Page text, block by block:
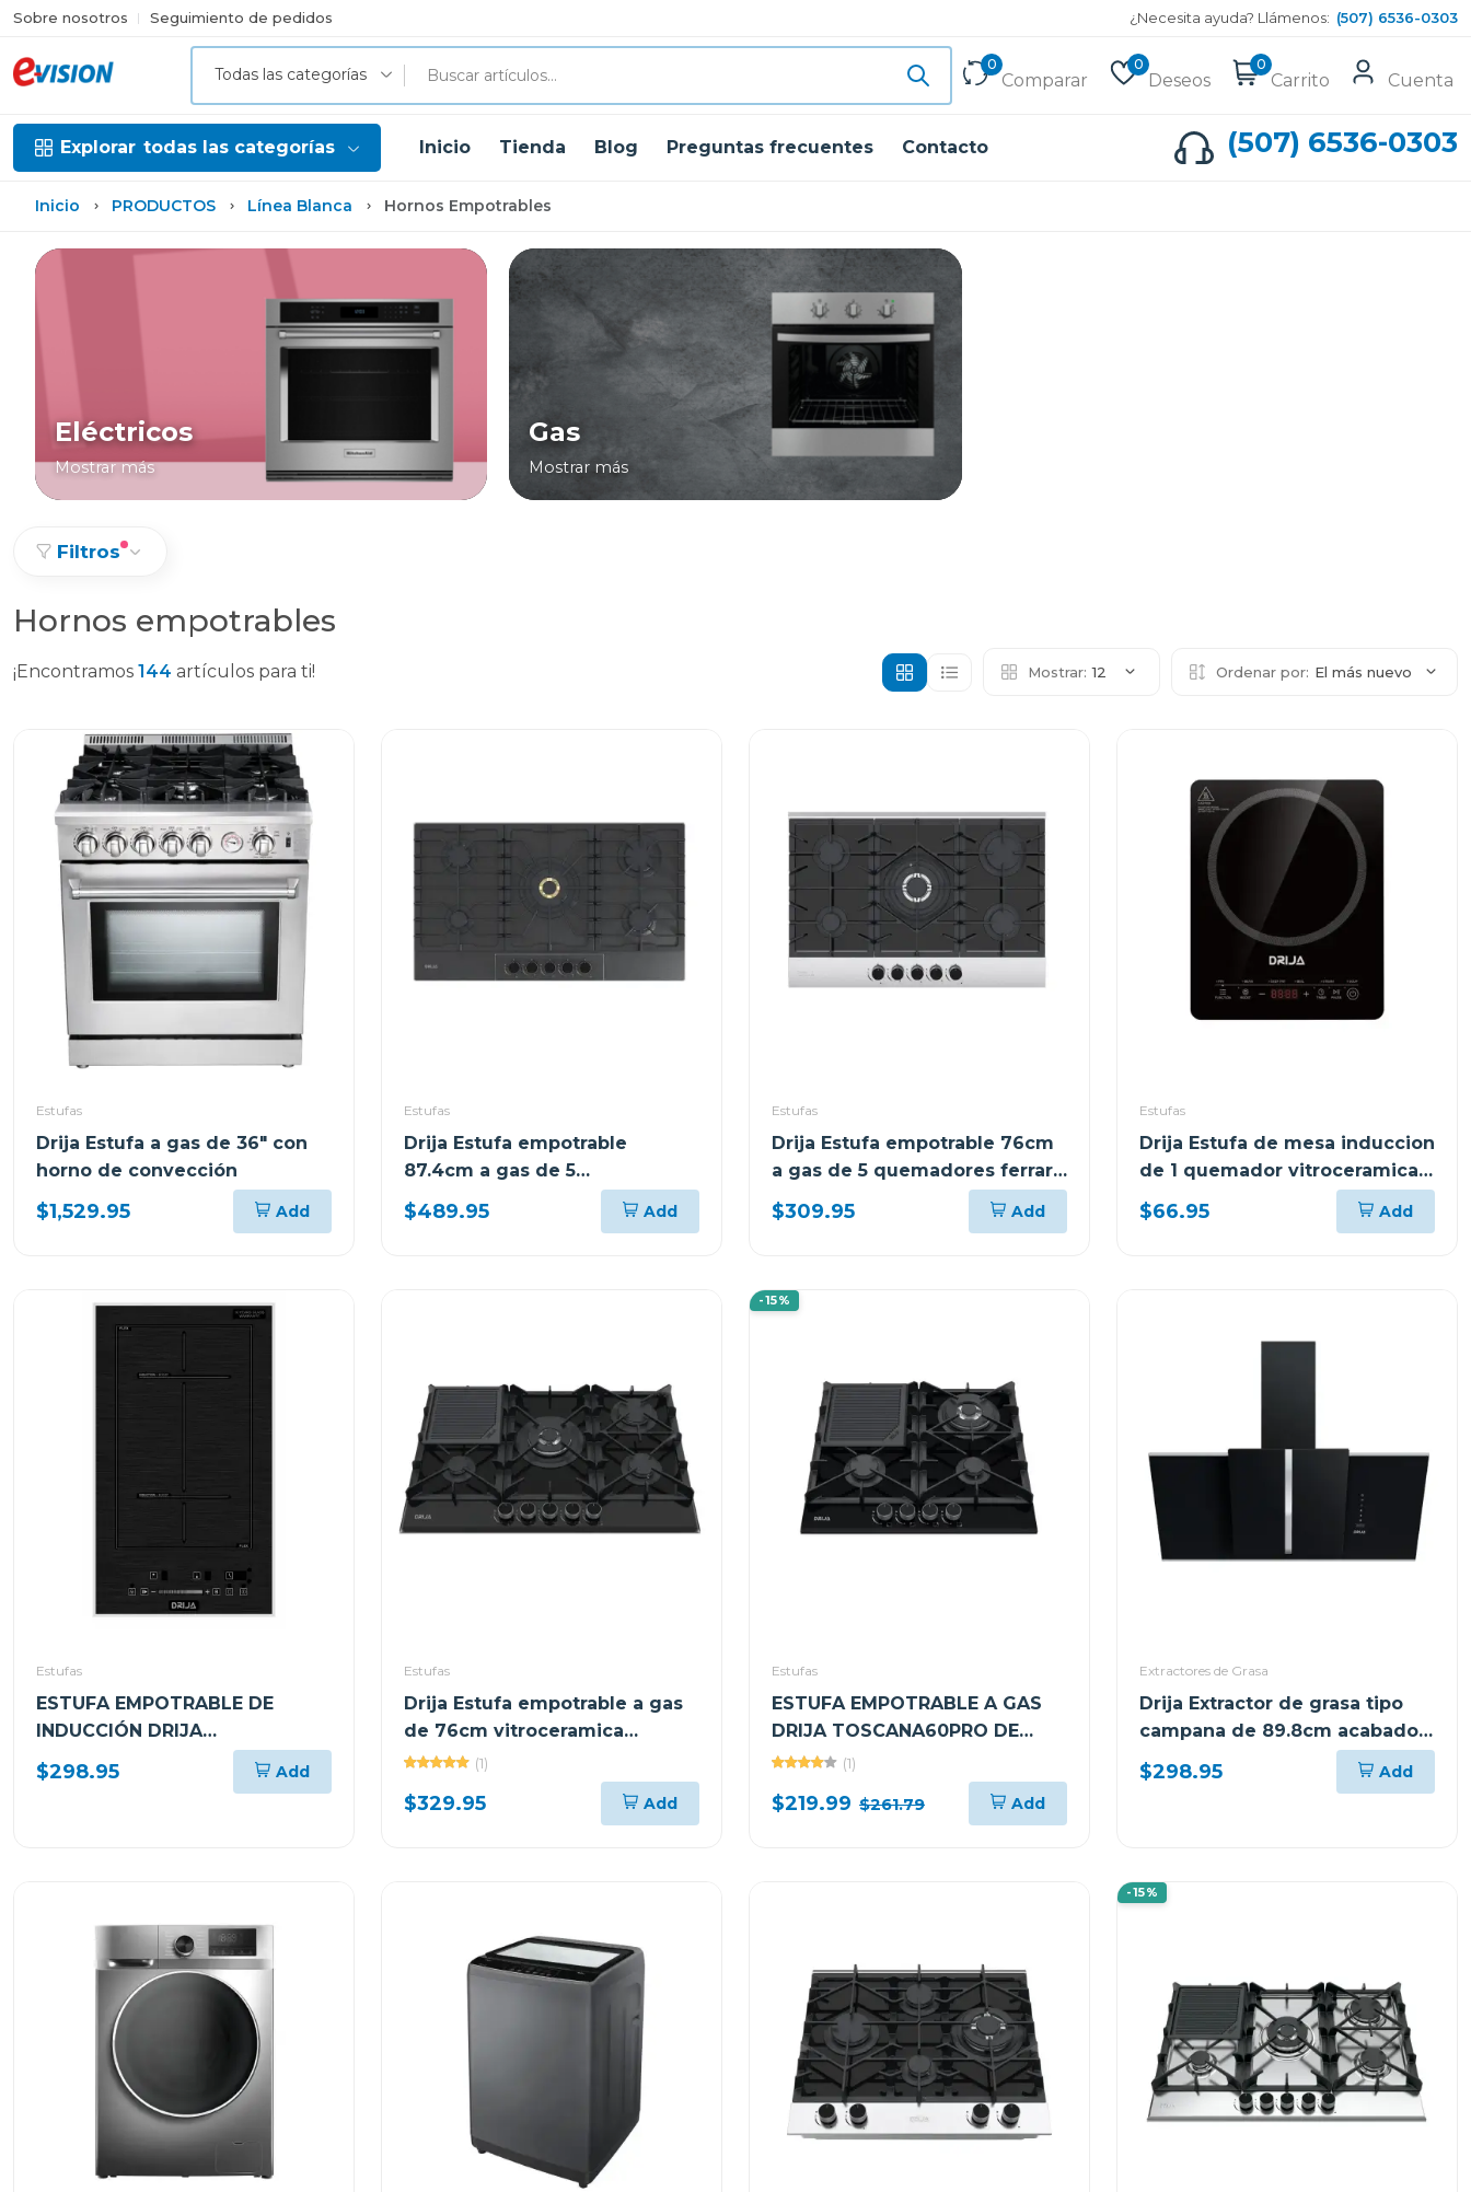
Sobre nosotros Seguimiento de pedidos ¿Necesita ayuda? Llámenos: (507) 6536-0303
Todas las categorías
0
Comparar
0
Deseos
0
Carrito Cuenta
Explorar todas las categorías Inicio Tienda Blog Preguntas frecuentes Contacto (507) 6536-0303
Inicio PRODUCTOS Línea Blanca Hornos Empotrables
Eléctricos
Mostrar más
Gas
Mostrar más
Filtros
Hornos empotrables
¡Encontramos 144 artículos para ti! Mostrar: 12 Ordenar por: El más nuevo
Estufas
Drija Estufa a gas de 36" con
horno de convección
$1,529.95 Add
Estufas
Drija Estufa empotrable
87.4cm a gas de 5
quemadores italia
$489.95 Add
Estufas
Drija Estufa empotrable 76cm
a gas de 5 quemadores ferrara
76
$309.95 Add
Estufas
Drija Estufa de mesa induccion
de 1 quemador vitroceramica
munich
$66.95 Add
Estufas
ESTUFA EMPOTRABLE DE
INDUCCIÓN DRIJA
MUNICH30INDUKTION DE 30CM
CON 1 ZONA FLEX
$298.95 Add
Estufas
Drija Estufa empotrable a gas
de 76cm vitroceramica
toscana(1)
$329.95 Add
-15%
Estufas
ESTUFA EMPOTRABLE A GAS
DRIJA TOSCANA60PRO DE
60CM CON 4 QUEMADORES
(1)
$219.99 $261.79 Add
Extractores de Grasa
Drija Extractor de grasa tipo
campana de 89.8cm acabado
negro
$298.95 Add
-15%